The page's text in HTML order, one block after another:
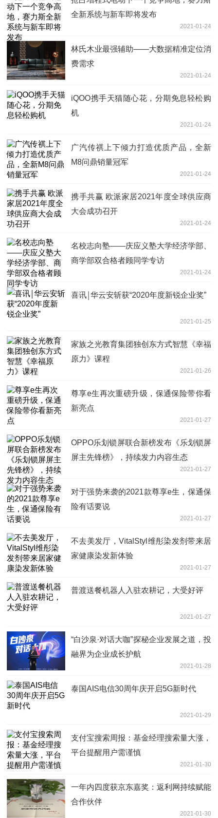
全新系统与新车即将发布
2021-01-24
林氏木业最强辅助——大数据精准定位消
费需求
2021-01-24
iQOO携手天猫随心花，分期免息轻松购
机
2021-01-24
广汽传祺上下倾力打造优质产品，全新
M8问鼎销量冠军
2021-01-24
携手共赢 欧派家居2021年度全球供应商
大会成功召开
2021-01-24
名校志向塾——庆应义塾大学经济学部、
商学部双合格者顾同学专访
2021-01-24
喜讯￨华云安斩获“2020年度新锐企业奖”
2021-01-25
家族之光教育集团独创东方式智慧《幸福
原力》课程
2021-01-26
尊享e生再次重磅升级，保通保险带你看
新亮点
2021-01-27
OPPO乐划锁屏联合新榜发布《乐划锁屏
屏主先锋榜》，持续发力内容生态
2021-01-27
对于强势来袭的2021款尊享e生，保通保
险有话要说
2021-01-27
不去美发厅，VitalStyl维彤染发剂带来居
家健康染发新体验
2021-01-27
普渡送餐机器人入驻农耕记，大受好评
2021-01-27
“白沙泉·对话大咖”探秘企业发展之道，投
融界为企业成长护航
2021-01-28
泰国AIS电信30周年庆开启5G新时代
2021-01-29
支付宝搜索周报：基金经理搜索量大涨，
平台提醒用户需谨慎
2021-01-30
一年内四度获京东嘉奖：返利网持续赋能
合作伙伴
2021-01-30